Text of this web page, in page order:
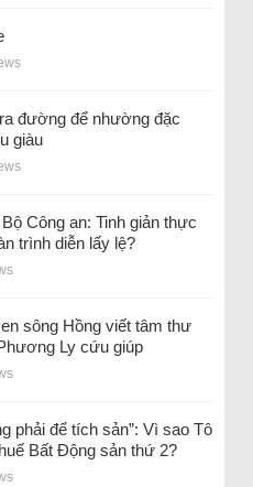
đường để nhường đặc
giàu
Công an: Tinh giản thực
trình diễn lấy lệ?
sông Hồng viết tâm thư
Ly cứu giúp
phải để tích sản”: Vì sao Tô
Bất Động sản thứ 2?